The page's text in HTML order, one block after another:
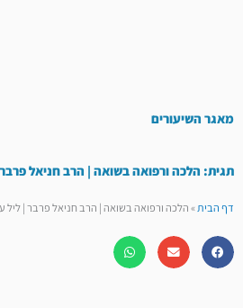
מאגר השיעורים
תגית: הלכה ורפואה בשואה | הרב חניאל
דף הבית»הלכה ורפואה בשואה | הרב חניאל פרבר |